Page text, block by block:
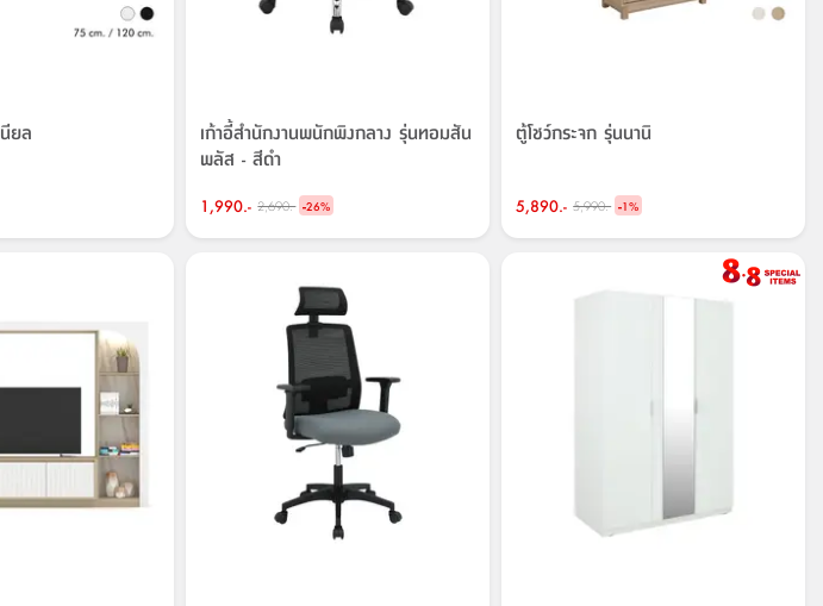
ยล
เก้าอี้สำนักงานพนักพิงกลาง รุ่นทอมสัน
พลัส - สีดำ
1,990.- 2,690.- -26%
ตู้โชว์กระจก รุ่นนานิ
5,890.- 5,990.- -1%